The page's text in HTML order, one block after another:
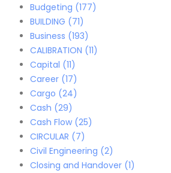
Budgeting (177)
BUILDING (71)
Business (193)
CALIBRATION (11)
Capital (11)
Career (17)
Cargo (24)
Cash (29)
Cash Flow (25)
CIRCULAR (7)
Civil Engineering (2)
Closing and Handover (1)